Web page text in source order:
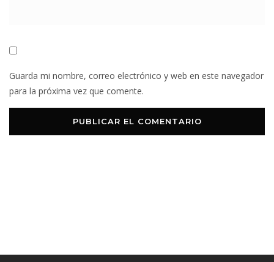
Guarda mi nombre, correo electrónico y web en este navegador
para la próxima vez que comente.